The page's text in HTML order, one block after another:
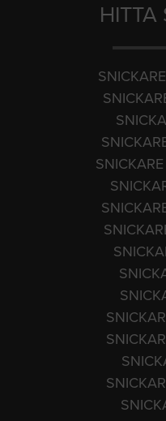
HITTA